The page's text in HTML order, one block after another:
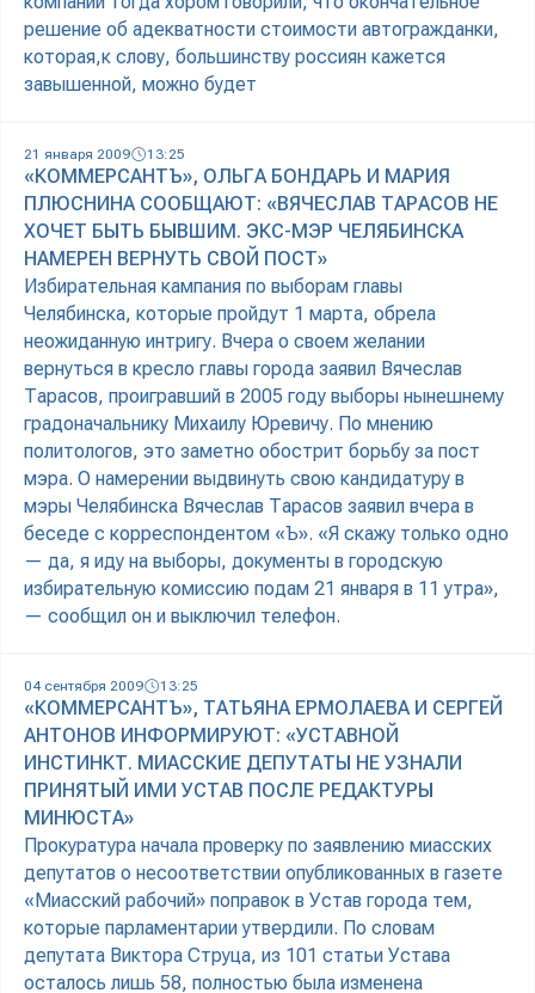
решение об адекватности стоимости автогражданки,
которая,к слову, большинству россиян кажется
завышенной, можно будет
21 января 2009 13:25
«КОММЕРСАНТЪ», ОЛЬГА БОНДАРЬ И МАРИЯ
ПЛЮСНИНА СООБЩАЮТ: «ВЯЧЕСЛАВ ТАРАСОВ НЕ
ХОЧЕТ БЫТЬ БЫВШИМ. ЭКС-МЭР ЧЕЛЯБИНСКА
НАМЕРЕН ВЕРНУТЬ СВОЙ ПОСТ»
Избирательная кампания по выборам главы
Челябинска, которые пройдут 1 марта, обрела
неожиданную интригу. Вчера о своем желании
вернуться в кресло главы города заявил Вячеслав
Тарасов, проигравший в 2005 году выборы нынешнему
градоначальнику Михаилу Юревичу. По мнению
политологов, это заметно обострит борьбу за пост
мэра. О намерении выдвинуть свою кандидатуру в
мэры Челябинска Вячеслав Тарасов заявил вчера в
беседе с корреспондентом «Ъ». «Я скажу только одно
— да, я иду на выборы, документы в городскую
избирательную комиссию подам 21 января в 11 утра»,
— сообщил он и выключил телефон.
04 сентября 2009 13:25
«КОММЕРСАНТЪ», ТАТЬЯНА ЕРМОЛАЕВА И СЕРГЕЙ
АНТОНОВ ИНФОРМИРУЮТ: «УСТАВНОЙ
ИНСТИНКТ. МИАССКИЕ ДЕПУТАТЫ НЕ УЗНАЛИ
ПРИНЯТЫЙ ИМИ УСТАВ ПОСЛЕ РЕДАКТУРЫ
МИНЮСТА»
Прокуратура начала проверку по заявлению миасских
депутатов о несоответствии опубликованных в газете
«Миасский рабочий» поправок в Устав города тем,
которые парламентарии утвердили. По словам
депутата Виктора Струца, из 101 статьи Устава
осталось лишь 58, полностью была изменена